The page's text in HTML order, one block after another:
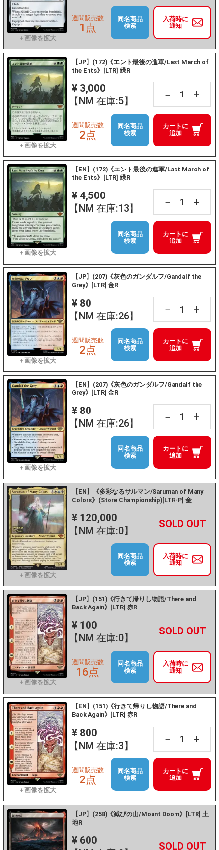
入荷時に
通知
週間販売数
1点
同名商品
検索
【JP】(172)《エント最後の進軍/Last March of
the Ents》[LTR] 緑R
¥ 3,000
【NM 在庫:5】
－ +
カートに
追加
週間販売数
2点
同名商品
検索
【EN】(172)《エント最後の進軍/Last March of
the Ents》[LTR] 緑R
¥ 4,500
【NM 在庫:13】
－ +
カートに
追加
同名商品
検索
【JP】(207)《灰色のガンダルフ/Gandalf the
Grey》[LTR] 金R
¥ 80
【NM 在庫:26】
－ +
カートに
追加
週間販売数
2点
同名商品
検索
【EN】(207)《灰色のガンダルフ/Gandalf the
Grey》[LTR] 金R
¥ 80
【NM 在庫:26】
－ +
カートに
追加
同名商品
検索
【EN】《多彩なるサルマン/Saruman of Many
Colors》(Store Championship)[LTR-P] 金
¥ 120,000
【NM 在庫:0】
－ +
入荷時に
通知
同名商品
検索
【JP】(151)《行きて帰りし物語/There and
Back Again》[LTR] 赤R
¥ 100
【NM 在庫:0】
－ +
入荷時に
通知
週間販売数
16点
同名商品
検索
【EN】(151)《行きて帰りし物語/There and
Back Again》[LTR] 赤R
¥ 800
【NM 在庫:3】
－ +
カートに
追加
週間販売数
2点
同名商品
検索
【JP】(258)《滅びの山/Mount Doom》[LTR] 土
地R
¥ 600
－ +